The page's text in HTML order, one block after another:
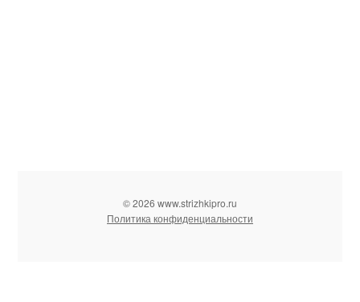
© 2026 www.strizhkipro.ru
Политика конфиденциальности